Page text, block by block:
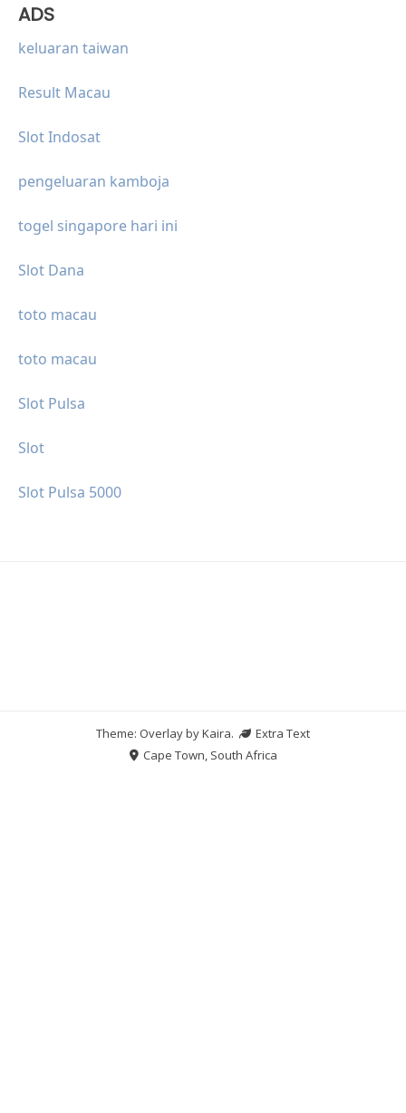
ADS
keluaran taiwan
Result Macau
Slot Indosat
pengeluaran kamboja
togel singapore hari ini
Slot Dana
toto macau
toto macau
Slot Pulsa
Slot
Slot Pulsa 5000
Theme: Overlay byKaira.
Extra Text
Cape Town, South Africa